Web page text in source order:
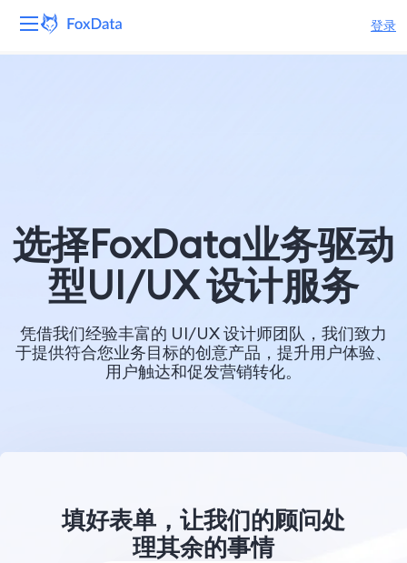
登录
定价
选择FoxData业务驱动
型UI/UX 设计服务
凭借我们经验丰富的 UI/UX 设计师团队，我们致力
于提供符合您业务目标的创意产品，提升用户体验、
用户触达和促发营销转化。
填好表单，让我们的顾问处
理其余的事情